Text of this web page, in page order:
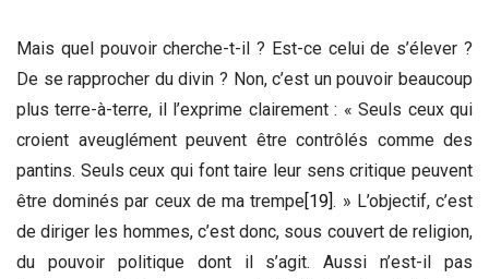
Mais quel pouvoir cherche-t-il ? Est-ce celui de s’élever ?
De se rapprocher du divin ? Non, c’est un pouvoir beaucoup
plus terre-à-terre, il l’exprime clairement : « Seuls ceux qui
croient aveuglément peuvent être contrôlés comme des
pantins. Seuls ceux qui font taire leur sens critique peuvent
être dominés par ceux de ma trempe[19]. » L’objectif, c’est
de diriger les hommes, c’est donc, sous couvert de religion,
du pouvoir politique dont il s’agit. Aussi n’est-il pas